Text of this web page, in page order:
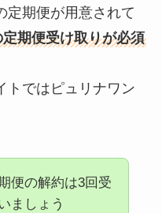
定期便が用意されて
期便受け取りが必須
ではピュリナワン
便の解約は3回受
ましょう